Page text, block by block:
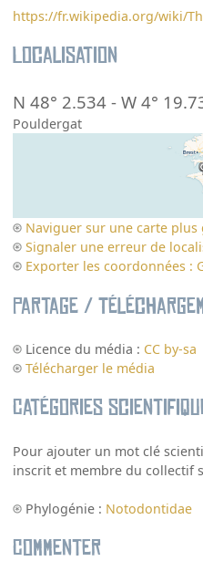
https://fr.wikipedia.org/wiki/
Localisation
N 48° 2.534 -W 4°
Pouldergat
Naviguer sur une carte plus
Signaler une erreur de
Exporter les coordonnées :
Partage /
Licence du média : CC by-sa
Télécharger le média
Catégories
Pour ajouter un mot clé
inscrit et membre du collectif
Phylogénie : Notodontidae
Commenter